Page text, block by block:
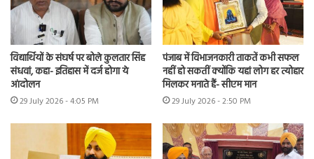
विद्यार्थियों के संघर्ष पर बोले कुलतार सिंह
संधवां, कहा- इतिहास में दर्ज होगा ये
आंदोलन
29 July 2026 - 4:05 PM
पंजाब में विभाजनकारी ताकतें कभी सफल
नहीं हो सकतीं क्योंकि यहां लोग हर त्योहार
मिलकर मनाते हैं- सीएम मान
29 July 2026 - 2:50 PM